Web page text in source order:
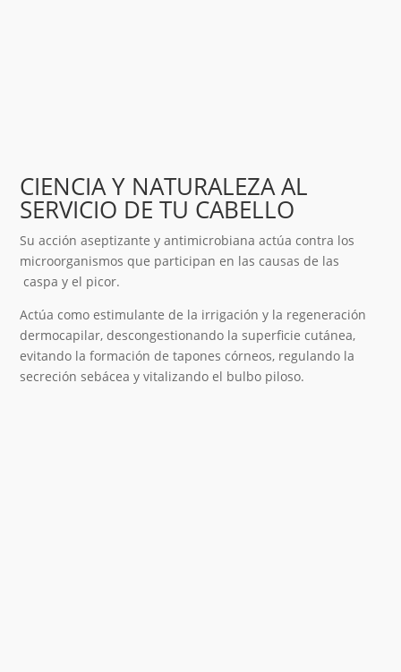
CIENCIA Y NATURALEZA AL
SERVICIO DE TU CABELLO
Su acción aseptizante y antimicrobiana actúa contra los
microorganismos que participan en las causas de las
caspa y el picor.
Actúa como estimulante de la irrigación y la regeneración
dermocapilar, descongestionando la superficie cutánea,
evitando la formación de tapones córneos, regulando la
secreción sebácea y vitalizando el bulbo piloso.